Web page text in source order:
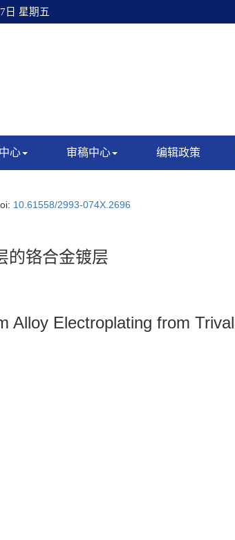
日 星期五
心 审稿中心 编辑政策
10.61558/2993-074X.2696
的铬合金镀层
Alloy Electroplating from